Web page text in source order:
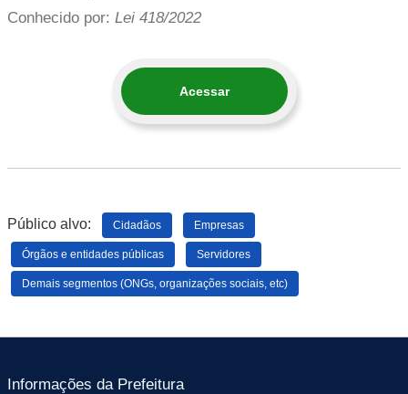
Conhecido por: Lei 418/2022
Acessar
Público alvo: Cidadãos Empresas
Órgãos e entidades públicas Servidores
Demais segmentos (ONGs, organizações sociais, etc)
Informações da Prefeitura